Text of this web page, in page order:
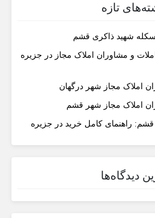
تازه
شهید ذاکری قشم
و مشاوران املاک مجاز در جزیره
املاک مجاز شهر درگهان
املاک مجاز شهر قشم
راهنمای کامل خرید در جزیره
دیدگاه‌ها